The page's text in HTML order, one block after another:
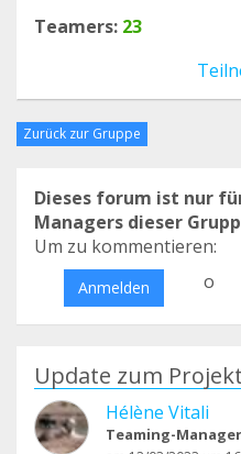
Teamers: 23
Zurück zur Gruppe
Dieses forum ist nur
Managers dieser
Um zu kommentieren:
Anmelden o
Update zum Projekt
Hélène Vitali
Teaming-Manager